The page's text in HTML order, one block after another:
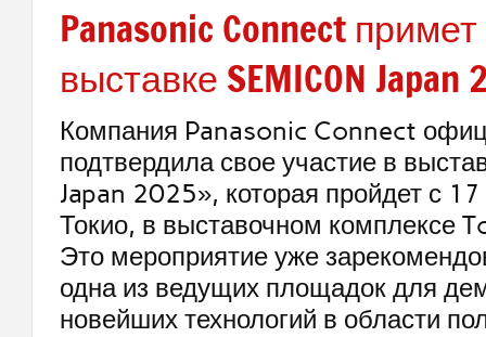
Panasonic Connect
выставке SEMICON Japan
Компания Panasonic Connect
подтвердила свое участие в
Japan 2025», которая пройдет с
Токио, в выставочном комплексе
Это мероприятие уже
одна из ведущих площадок для
новейших технологий в области